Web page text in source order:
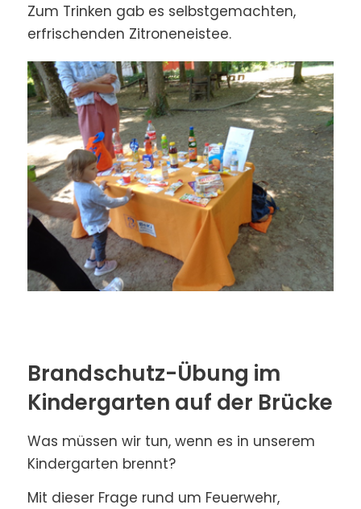
Zum Trinken gab es selbstgemachten,
erfrischenden Zitroneneistee.
Brandschutz-Übung im
Kindergarten auf der Brücke
Was müssen wir tun, wenn es in unserem
Kindergarten brennt?
Mit dieser Frage rund um Feuerwehr,